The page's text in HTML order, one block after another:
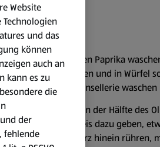
und fein würfeln. Den Paprika
Sparschäler schälen und in Würfel
Den Staudensellerie
bei mittlerer Hitze in der Hälfte des
andünsten. Den Reis dazu geben,
Nasi Goreng Gewürz hinein rühren,
Website
Technologien
und das
können
auch an
kann es zu
die
der
fehlende